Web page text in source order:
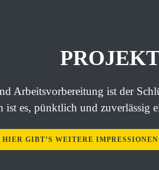
Arbeitsvorbereitung ist der
ist es, pünktlich und zuverlässig
HIER GIBT’S WEITERE